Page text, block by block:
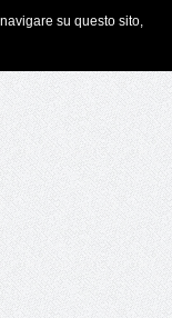
su questo sito,